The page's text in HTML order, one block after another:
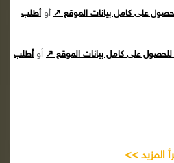
على كامل بيانات الموقع ↗ أوأطلب
على كامل بيانات الموقع ↗ أوأطلب
المزيد >>